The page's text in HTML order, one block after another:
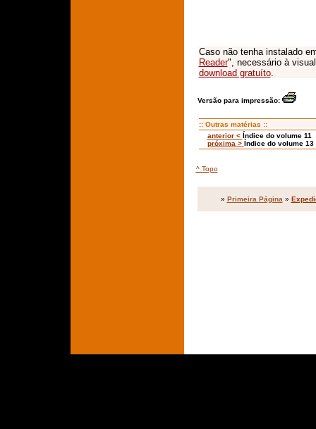
Caso não tenha instalado
Reader", necessário à
download gratuíto.
Versão para impressão:
:: Outras matérias ::
anterior < Índice do volume 11
próxima > Índice do volume 13
^ Topo
» Primeira Página »